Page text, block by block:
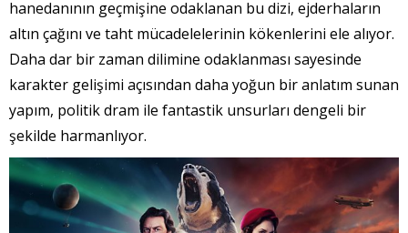
hanedanının geçmişine odaklanan bu dizi, ejderhaların
altın çağını ve taht mücadelelerinin kökenlerini ele alıyor.
Daha dar bir zaman dilimine odaklanması sayesinde
karakter gelişimi açısından daha yoğun bir anlatım sunan
yapım, politik dram ile fantastik unsurları dengeli bir
şekilde harmanlıyor.